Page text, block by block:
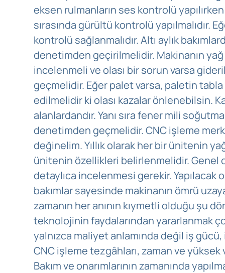
eksen rulmanların ses kontrolü
sırasında gürültü kontrolü yapılmalıdır.
kontrolü sağlanmalıdır. Altı aylık
denetimden geçirilmelidir. Makinanın
incelenmeli ve olası bir sorun varsa
geçmelidir. Eğer palet varsa, paletin
edilmelidir ki olası kazalar önlenebilsin.
alanlardandır. Yanı sıra fener mili
denetimden geçmelidir. CNC işleme
değinelim. Yıllık olarak her bir ünitenin
ünitenin özellikleri belirlenmelidir. Genel
detaylıca incelenmesi gerekir. Yapılacak
bakımlar sayesinde makinanın ömrü
zamanın her anının kıymetli olduğu şu
teknolojinin faydalarından yararlanmak
yalnızca maliyet anlamında değil iş
CNC işleme tezgâhları, zaman ve
Bakım ve onarımlarının zamanında